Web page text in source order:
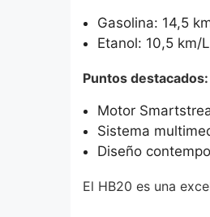
Gasolina: 14,5
Etanol: 10,5 km/
Puntos destacados:
Motor
Sistema
Diseño
El HB20 es una